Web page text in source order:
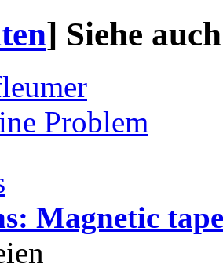
] Siehe auch
Problem
Magnetic tape